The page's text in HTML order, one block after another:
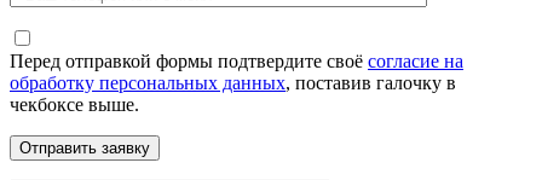
Перед отправкой формы подтвердите своё согласие на
обработку персональных данных, поставив галочку в
чекбоксе выше.